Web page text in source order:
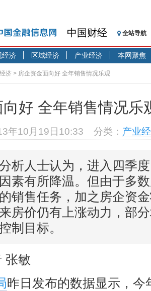
中国财经 全站导航
经济 区域经济 产业经济 本网聚焦
济 > 房企资金面向好 全年销售情况乐观
好 全年销售情况乐
年10月19日10:33 分类： 产业
析人士认为，进入四季
素有所降温。但由于多
销售任务，加之房企资
房价仍有上涨动力，部
制目标。
张敏
昨日发布的数据显示，今